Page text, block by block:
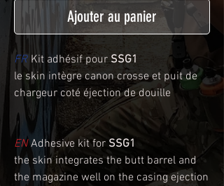
Ajouter au panier
FR Kit adhésif pourSSG1
le skin intègre canon crosse et puit de
chargeur coté éjection de douille
ENAdhesive kit for SSG1
the skin integrates the butt barrel and
the magazine well on the casing ejection